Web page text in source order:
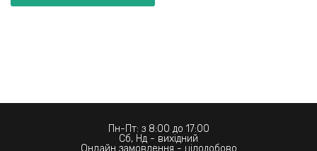
Пн-Пт: з 8:00 до 17:00
Сб, Нд - вихідний
Онлайн замовлення - цілодобово